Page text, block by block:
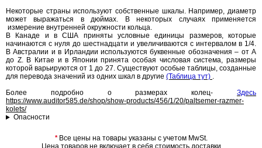
Некоторые страны используют собственные шкалы. Например, диаметр
может выражаться в дюймах. В некоторых случаях применяется
измерение внутренней окружности кольца.
В Канаде и в США приняты условные единицы размеров, которые
начинаются с нуля до шестнадцати и увеличиваются с интервалом в 1/4.
В Австралии и в Ирландии используются буквенные обозначения – от А
до Z. В Китае и в Японии принята особая числовая система, размеры
которой варьируются от 1 до 27. Существуют особые таблицы, созданные
для перевода значений из одних шкал в другие (Таблица тут) .
Более подробно о размерах колец- Здесь
https://www.auditor585.de/shop/show-products/456/1/20/paltsemer-razmer-
kolets/
Опасности
*Все цены на товары указаны с учетом MwSt.